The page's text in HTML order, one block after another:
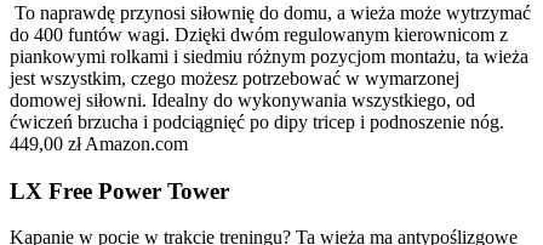
To naprawdę przynosi siłownię do domu, a wieża może wytrzymać
do 400 funtów wagi. Dzięki dwóm regulowanym kierownicom z
piankowymi rolkami i siedmiu różnym pozycjom montażu, ta wieża
jest wszystkim, czego możesz potrzebować w wymarzonej
domowej siłowni. Idealny do wykonywania wszystkiego, od
ćwiczeń brzucha i podciągnięć po dipy tricep i podnoszenie nóg.
449,00 zł Amazon.com
LX Free Power Tower
Kapanie w pocie w trakcie treningu? Ta wieża ma antypoślizgowe